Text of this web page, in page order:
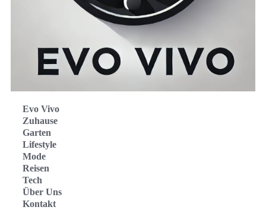
Evo Vivo
Zuhause
Garten
Lifestyle
Mode
Reisen
Tech
Über Uns
Kontakt